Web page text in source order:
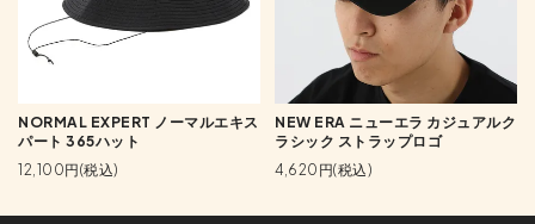
NORMAL EXPERT ノーマルエキス
パート 365ハット
12,100円(税込)
NEW ERA ニューエラ カジュアルク
ラシック ストラップロゴ
4,620円(税込)